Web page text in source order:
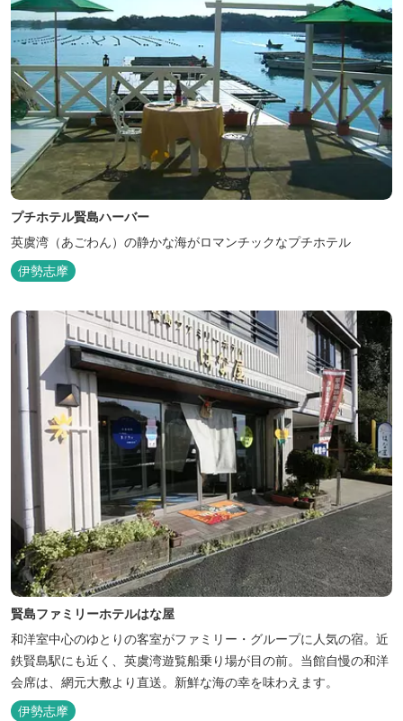
プチホテル賢島ハーバー
英虞湾（あごわん）の静かな海がロマンチックなプチホテル
伊勢志摩
賢島ファミリーホテルはな屋
和洋室中心のゆとりの客室がファミリー・グループに人気の宿。近
鉄賢島駅にも近く、英虞湾遊覧船乗り場が目の前。当館自慢の和洋
会席は、網元大敷より直送。新鮮な海の幸を味わえます。
伊勢志摩